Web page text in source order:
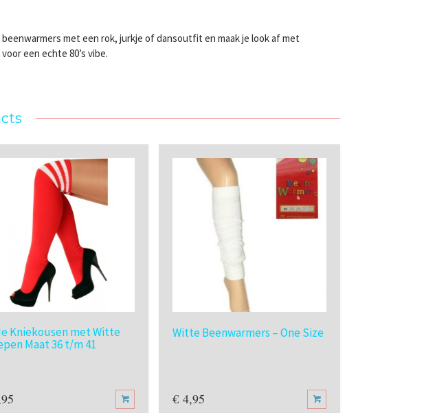
met een rok, jurkje of dansoutfit en maak je look af met
een echte 80’s vibe.
Kniekousen met Witte
Maat 36 t/m 41
Witte Beenwarmers – One Size
€ 4,95